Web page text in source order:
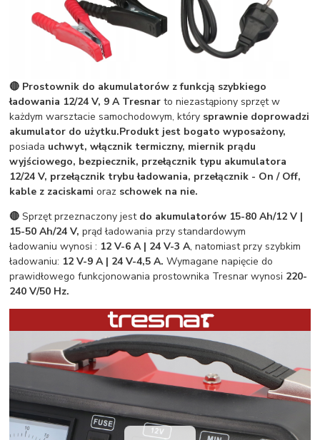
🔴 Prostownik do akumulatorów z funkcją szybkiego
ładowania 12/24 V, 9 A Tresnar to niezastąpiony sprzęt w
każdym warsztacie samochodowym, który sprawnie doprowadzi
akumulator do użytku.Produkt jest bogato wyposażony,
posiada uchwyt, włącznik termiczny, miernik prądu
wyjściowego, bezpiecznik, przełącznik typu akumulatora
12/24 V, przełącznik trybu ładowania, przełącznik - On / Off,
kable z zaciskami oraz schowek na nie.
🔴Sprzęt przeznaczony jest do akumulatorów 15-80 Ah/12 V |
15-50 Ah/24 V, prąd ładowania przy standardowym
ładowaniu wynosi : 12 V-6 A | 24 V-3 A, natomiast przy szybkim
ładowaniu: 12 V-9 A | 24 V-4,5 A. Wymagane napięcie do
prawidłowego funkcjonowania prostownika Tresnar wynosi 220-
240 V/50 Hz.